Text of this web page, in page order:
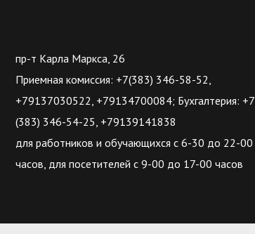
пр-т Карла Маркса, 26
Приемная комиссия: +7(383) 346-58-52,
+79137030522, +79134700084; Бухгалтерия: +7
(383) 346-54-25, +79139141838
для работников и обучающихся с 6-30 до 22-00
часов, для посетителей с 9-00 до 17-00 часов